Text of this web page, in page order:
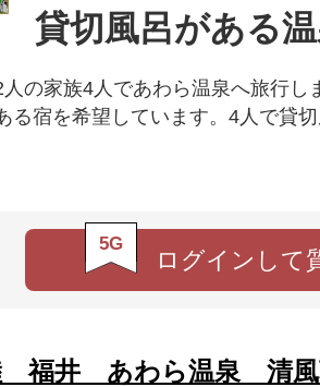
貸切風呂がある
の家族4人であわら温泉へ旅行
る宿を希望しています。4人で貸切
5G
ログインして
福井 あわら温泉 清風